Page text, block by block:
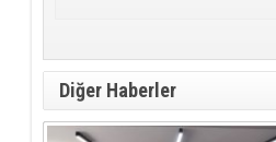
Diğer Haberler